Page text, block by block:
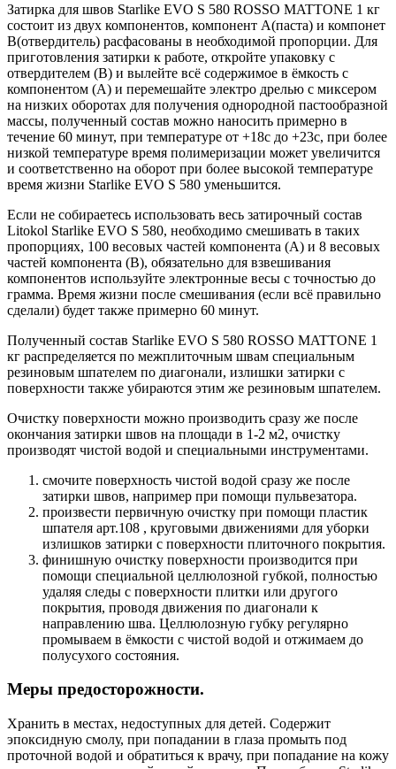
Затирка для швов Starlike EVO S 580 ROSSO MATTONE 1 кг
состоит из двух компонентов, компонент А(паста) и компонет
В(отвердитель) расфасованы в необходимой пропорции. Для
приготовления затирки к работе, откройте упаковку с
отвердителем (В) и вылейте всё содержимое в ёмкость с
компонентом (А) и перемешайте электро дрелью с миксером
на низких оборотах для получения однородной пастообразной
массы, полученный состав можно наносить примерно в
течение 60 минут, при температуре от +18с до +23с, при более
низкой температуре время полимеризации может увеличится
и соответственно на оборот при более высокой температуре
время жизни Starlike EVO S 580 уменьшится.
Если не собираетесь использовать весь затирочный состав
Litokol Starlike EVO S 580, необходимо смешивать в таких
пропорциях, 100 весовых частей компонента (А) и 8 весовых
частей компонента (В), обязательно для взвешивания
компонентов используйте электронные весы с точностью до
грамма. Время жизни после смешивания (если всё правильно
сделали) будет также примерно 60 минут.
Полученный состав Starlike EVO S 580 ROSSO MATTONE 1
кг распределяется по межплиточным швам специальным
резиновым шпателем по диагонали, излишки затирки с
поверхности также убираются этим же резиновым шпателем.
Очистку поверхности можно производить сразу же после
окончания затирки швов на площади в 1-2 м2, очистку
производят чистой водой и специальными инструментами.
смочите поверхность чистой водой сразу же после
затирки швов, например при помощи пульвезатора.
произвести первичную очистку при помощи пластик
шпателя арт.108 , круговыми движениями для уборки
излишков затирки с поверхности плиточного покрытия.
финишную очистку поверхности производится при
помощи специальной целлюлозной губкой, полностью
удаляя следы c поверхности плитки или другого
покрытия, проводя движения по диагонали к
направлению шва. Целлюлозную губку регулярно
промываем в ёмкости с чистой водой и отжимаем до
полусухого состояния.
Меры предосторожности.
Хранить в местах, недоступных для детей. Содержит
эпоксидную смолу, при попадании в глаза промыть под
проточной водой и обратиться к врачу, при попадание на кожу